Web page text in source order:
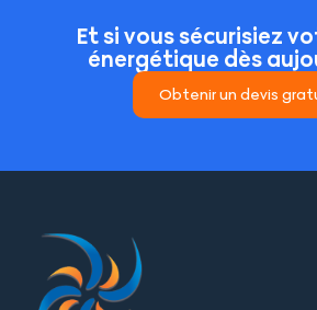
Et si vous sécurisiez
énergétique dès
Obtenir un devis